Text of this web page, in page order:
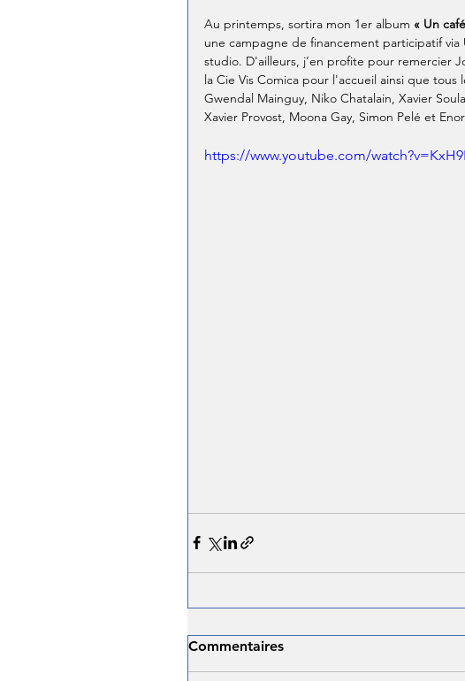
Au printemps, sortira mon 1er album « Un
une campagne de financement participatif via
studio. D'ailleurs, j’en profite pour remercier
la Cie Vis Comica pour l'accueil ainsi que
Gwendal Mainguy, Niko Chatalain, Xavier
Xavier Provost, Moona Gay, Simon Pelé et
https://www.youtube.com/
Commentaires